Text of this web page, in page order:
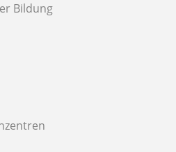
Bildung